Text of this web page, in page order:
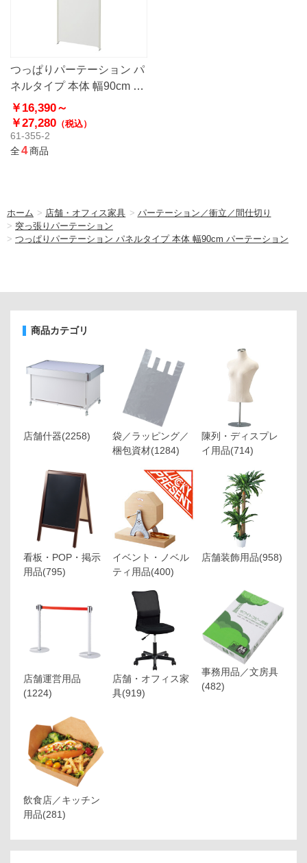
つっぱりパーテーション パ
ネルタイプ 本体 幅90cm パ
ーテーション
￥16,390～
￥27,280 （税込）
61-355-2
全4商品
ホーム > 店舗・オフィス家具 > パーテーション／衝立／間仕切り
> 突っ張りパーテーション
> つっぱりパーテーション パネルタイプ 本体 幅90cm パーテーション
商品カテゴリ
店舗什器(2258)
袋／ラッピング／
梱包資材(1284)
陳列・ディスプレ
イ用品(714)
看板・POP・掲示
用品(795)
イベント・ノベル
ティ用品(400)
店舗装飾用品(958)
店舗運営用品
(1224)
店舗・オフィス家
具(919)
事務用品／文房具
(482)
飲食店／キッチン
用品(281)